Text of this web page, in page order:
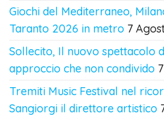
Giochi del Mediterraneo,
Taranto 2026 in metro 7
Sollecito, Il nuovo spettacolo
approccio che non condivido
Tremiti Music Festival nel
Sangiorgi il direttore artistico